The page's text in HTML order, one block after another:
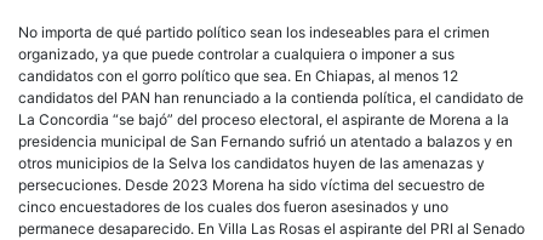
No importa de qué partido político sean los indeseables para el crimen
organizado, ya que puede controlar a cualquiera o imponer a sus
candidatos con el gorro político que sea. En Chiapas, al menos 12
candidatos del PAN han renunciado a la contienda política, el candidato de
La Concordia “se bajó” del proceso electoral, el aspirante de Morena a la
presidencia municipal de San Fernando sufrió un atentado a balazos y en
otros municipios de la Selva los candidatos huyen de las amenazas y
persecuciones. Desde 2023 Morena ha sido víctima del secuestro de
cinco encuestadores de los cuales dos fueron asesinados y uno
permanece desaparecido. En Villa Las Rosas el aspirante del PRI al Senado